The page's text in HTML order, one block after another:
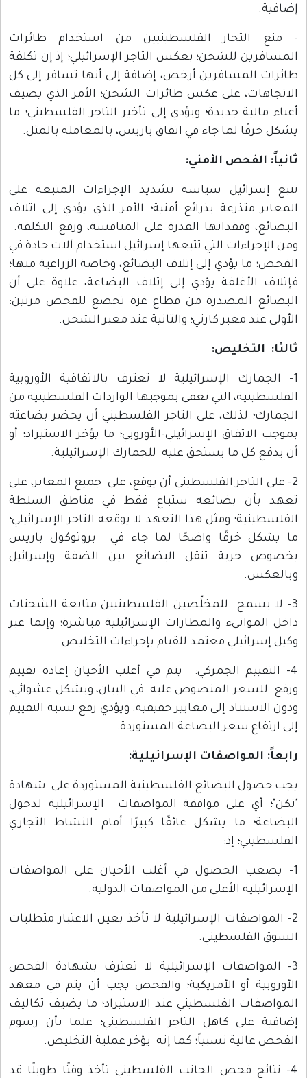
إضافية.
- منع التجار الفلسطينيين من استخدام طائرات
المسافرين للشحن؛ بعكس التاجر الإسرائيلي؛ إذ إن تكلفة
طائرات المسافرين أرخص، إضافة إلى أنها تسافر إلى كل
الاتجاهات، على عكس طائرات الشحن؛ الأمر الذي يضيف
أعباء مالية جديدة؛ ويؤدي إلى تأخير التاجر الفلسطيني؛ ما
يشكل خرقًا لما جاء في اتفاق باريس، بالمعاملة بالمثل.
ثانياً: الفحص الأمني:
تتبع إسرائيل سياسة تشديد الإجراءات المتبعة على
المعابر متذرعة بذرائع أمنية؛ الأمر الذي يؤدي إلى اتلاف
البضائع، وفقدانها القدرة على المنافسة، ورفع التكلفة.
ومن الإجراءات التي تتبعها إسرائيل استخدام آلات حادة في
الفحص؛ ما يؤدي إلى إتلاف البضائع، وخاصة الزراعية منها؛
فإتلاف الأغلفة يؤدي إلى إتلاف البضاعة، علاوة على أن
البضائع المصدرة من قطاع غزة تخضع للفحص مرتين:
الأولى عند معبر كارني؛ والثانية عند معبر الشحن.
ثالثا: التخليص:
1- الجمارك الإسرائيلية لا تعترف بالاتفاقية الأوروبية
الفلسطينية، التي تعفى بموجبها الواردات الفلسطينية من
الجمارك؛ لذلك، على التاجر الفلسطيني أن يحضر بضاعته
بموجب الاتفاق الإسرائيلي-الأوروبي؛ ما يؤخر الاستيراد؛ أو
أن يدفع كل ما يستحق عليه للجمارك الإسرائيلية.
2- على التاجر الفلسطيني أن يوقع، على جميع المعابر، على
تعهد بأن بضائعه ستباع فقط في مناطق السلطة
الفلسطينية؛ ومثل هذا التعهد لا يوقعه التاجر الإسرائيلي؛
ما يشكل خرقًا واضحًا لما جاء في بروتوكول باريس
بخصوص حرية تنقل البضائع بين الضفة وإسرائيل
وبالعكس.
3- لا يسمح للمخلِّصين الفلسطينيين متابعة الشحنات
داخل الموانىء والمطارات الإسرائيلية مباشرة؛ وإنما عبر
وكيل إسرائيلي معتمد للقيام بإجراءات التخليص.
4- التقييم الجمركي: يتم في أغلب الأحيان إعادة تقييم
ورفع للسعر المنصوص عليه في البيان، وبشكل عشوائي،
ودون الاستناد إلى معايير حقيقية. ويؤدي رفع نسبة التقييم
إلى ارتفاع سعر البضاعة المستوردة.
رابعاً: المواصفات الإسرائيلية:
يجب حصول البضائع الفلسطينية المستوردة على شهادة
"تكن"؛ أي على موافقة المواصفات الإسرائيلية لدخول
البضاعة؛ ما يشكل عائقًا كبيرًا أمام النشاط التجاري
الفلسطيني؛ إذ:
1- يصعب الحصول في أغلب الأحيان على المواصفات
الإسرائيلية الأعلى من المواصفات الدولية.
2- المواصفات الإسرائيلية لا تأخذ بعين الاعتبار متطلبات
السوق الفلسطيني.
3- المواصفات الإسرائيلية لا تعترف بشهادة الفحص
الأوروبية أو الأمريكية؛ والفحص يجب أن يتم في معهد
المواصفات الفلسطيني عند الاستيراد؛ ما يضيف تكاليف
إضافية على كاهل التاجر الفلسطيني؛ علما بأن رسوم
الفحص عالية نسبياً؛ كما إنه يؤخر عملية التخليص.
4- نتائج فحص الجانب الفلسطيني تأخذ وقتًا طويلًا قد